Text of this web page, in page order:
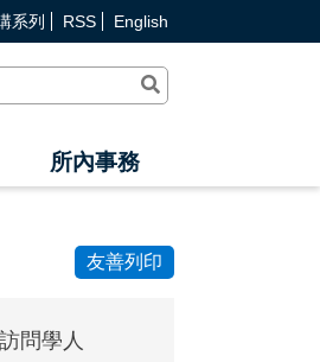
系列 RSS English
出
所內事務
友善列印
訪問學人